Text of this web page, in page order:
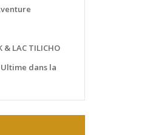
& LAC TILICHO
Ultime dans la